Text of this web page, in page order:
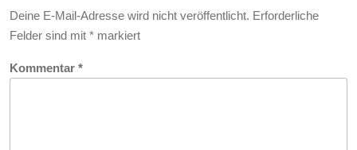
Deine E-Mail-Adresse wird nicht veröffentlicht. Erforderliche
Felder sind mit * markiert
Kommentar *